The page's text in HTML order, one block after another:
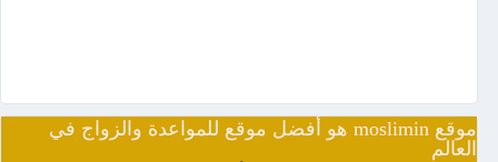
موقع moslimin هو أفضل موقع للمواعدة والزواج في
العالم